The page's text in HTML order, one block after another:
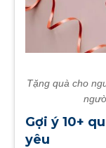
Tặng quà cho
Gợi ý 10+
yêu​